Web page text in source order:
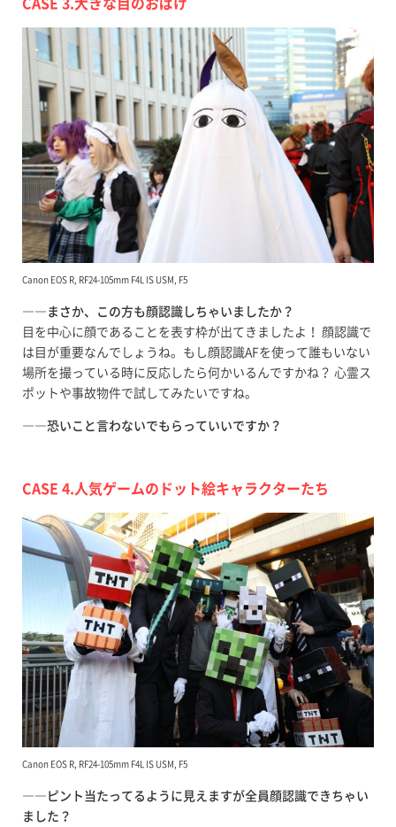
CASE 3.大きな目のおばけ
Canon EOS R, RF24-105mm F4L IS USM, F5
――まさか、この方も顔認識しちゃいましたか？
目を中心に顔であることを表す枠が出てきましたよ！ 顔認識で
は目が重要なんでしょうね。もし顔認識AFを使って誰もいない
場所を撮っている時に反応したら何かいるんですかね？ 心霊ス
ポットや事故物件で試してみたいですね。
――恐いこと言わないでもらっていいですか？
CASE 4.人気ゲームのドット絵キャラクターたち
Canon EOS R, RF24-105mm F4L IS USM, F5
――ピント当たってるように見えますが全員顔認識できちゃい
ました？